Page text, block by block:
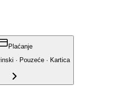
Plaćanje
· Pouzeće · Kartica